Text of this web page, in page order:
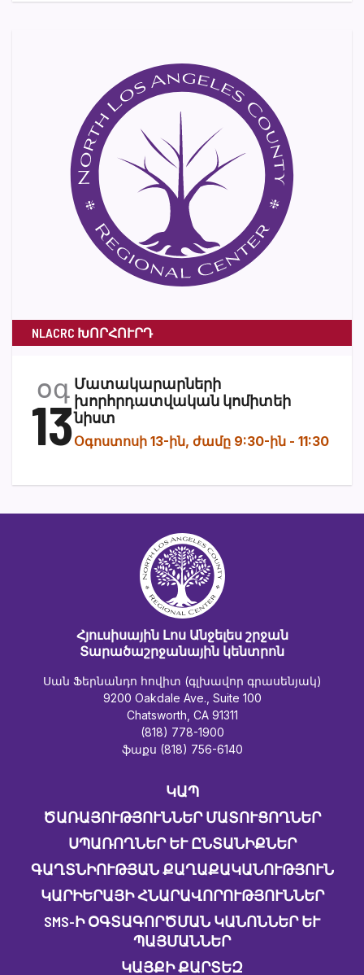
NLACRC ԽՈՐՀՈՒՐԴ
օգ
13
Մատակարարների
խորհրդատվական կոմիտեի
նիստ
Օգոստոսի 13-ին, ժամը 9:30-ին - 11:30
Հյուսիսային Լոս Անջելես շրջան
Տարածաշրջանային կենտրոն
Սան Ֆերնանդո հովիտ (գլխավոր գրասենյակ)
9200 Oakdale Ave., Suite 100
Chatsworth, CA 91311
(818) 778-1900
ֆաքս (818) 756-6140
ԿԱՊ
ԾԱՌԱՅՈՒԹՅՈՒՆՆԵՐ ՄԱՏՈՒՑՈՂՆԵՐ
ՍՊԱՌՈՂՆԵՐ ԵՒ ԸՆՏԱՆԻՔՆԵՐ
ԳԱՂՏՆԻՈՒԹՅԱՆ ՔԱՂԱՔԱԿԱՆՈՒԹՅՈՒՆ
ԿԱՐԻԵՐԱՅԻ ՀՆԱՐԱՎՈՐՈՒԹՅՈՒՆՆԵՐ
SMS-Ի ՕԳՏԱԳՈՐԾՄԱՆ ԿԱՆՈՆՆԵՐ ԵՒ Պ
ԱՅՄԱՆՆԵՐ
ԿԱՅՔԻ ՔԱՐՏԵԶ